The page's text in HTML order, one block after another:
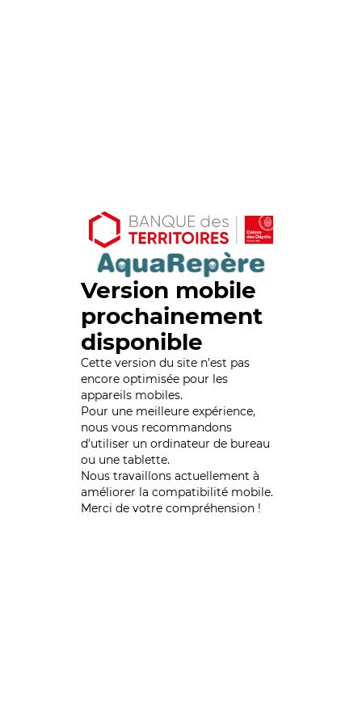
Version mobile
prochainement
disponible
Cette version du site n’est pas
encore optimisée pour les
appareils mobiles.
Pour une meilleure expérience,
nous vous recommandons
d'utiliser un ordinateur de bureau
ou une tablette.
Nous travaillons actuellement à
améliorer la compatibilité mobile.
Merci de votre compréhension !